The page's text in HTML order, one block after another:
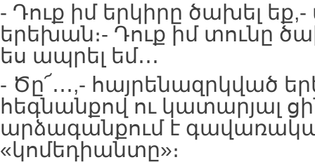
- Դուք իմ երկիրը ծախել
երեխան։- Դուք իմ տունը
ես ապրել եմ․․․
- Ծը՜․․․,- հայրենազրկված
հեգնանքով ու կատարյալ
արձագանքում է
«կոմեդիանտը»։